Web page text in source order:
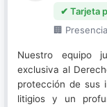
✔ Tarjeta
🏢
Nuestro equipo
exclusiva al
protección de sus
litigios y un